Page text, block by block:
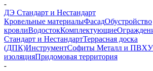
-
ДЭ Стандарт и Нестандарт
Кровельные материалыФасадОбустройство
кровлиВодостокКомплектующие
Стандарт и НестандартТеррасная доска
(ДПК)ИнструментСофиты Металл и ПВХ
изоляцияПридомовая территория
-